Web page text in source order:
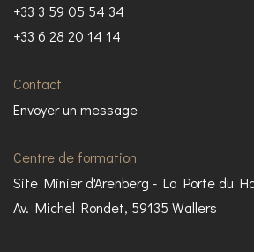
+33 3 59 05 54 34
+33 6 28 20 14 14
Contact
Envoyer un message
Centre de formation
Site Minier d'Arenberg - La Porte du
Av. Michel Rondet, 59135 Wallers